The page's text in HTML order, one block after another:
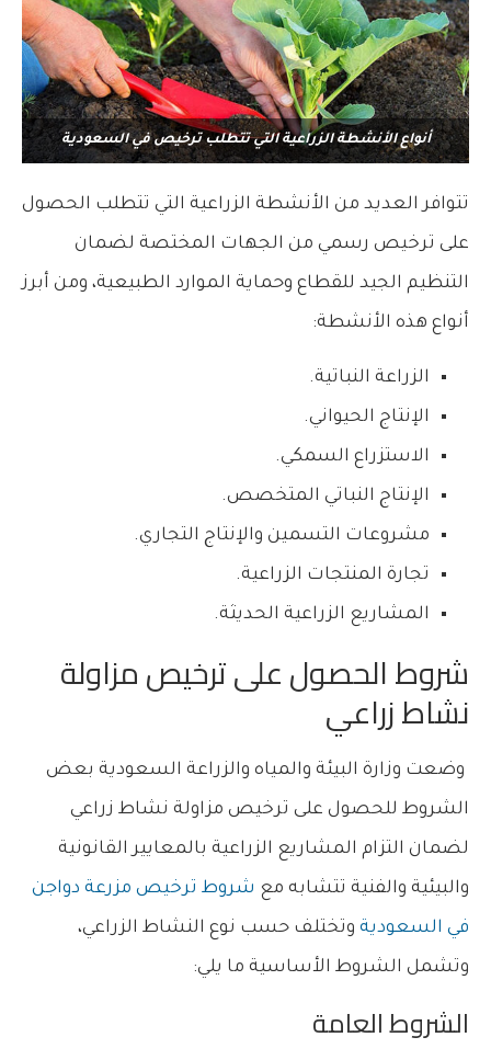
أنواع الأنشطة الزراعية التي تتطلب ترخيص في السعودية
تتوافر العديد من الأنشطة الزراعية التي تتطلب الحصول
على ترخيص رسمي من الجهات المختصة لضمان
التنظيم الجيد للقطاع وحماية الموارد الطبيعية، ومن أبرز
أنواع هذه الأنشطة:
الزراعة النباتية.
الإنتاج الحيواني.
الاستزراع السمكي.
الإنتاج النباتي المتخصص.
مشروعات التسمين والإنتاج التجاري.
تجارة المنتجات الزراعية.
المشاريع الزراعية الحديثة.
شروط الحصول على ترخيص مزاولة
نشاط زراعي
وضعت وزارة البيئة والمياه والزراعة السعودية بعض
الشروط للحصول على ترخيص مزاولة نشاط زراعي
لضمان التزام المشاريع الزراعية بالمعايير القانونية
والبيئية والفنية تتشابه مع شروط ترخيص مزرعة دواجن
في السعودية وتختلف حسب نوع النشاط الزراعي،
وتشمل الشروط الأساسية ما يلي:
الشروط العامة